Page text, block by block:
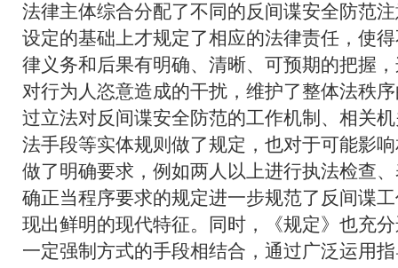
法律主体综合分配了不同的反间谍安全防范
设定的基础上才规定了相应的法律责任，使
律义务和后果有明确、清晰、可预期的把握
对行为人恣意造成的干扰，维护了整体法秩
过立法对反间谍安全防范的工作机制、相关
法手段等实体规则做了规定，也对于可能影
做了明确要求，例如两人以上进行执法检查
确正当程序要求的规定进一步规范了反间谍
现出鲜明的现代特征。同时，《规定》也充
一定强制方式的手段相结合，通过广泛运用